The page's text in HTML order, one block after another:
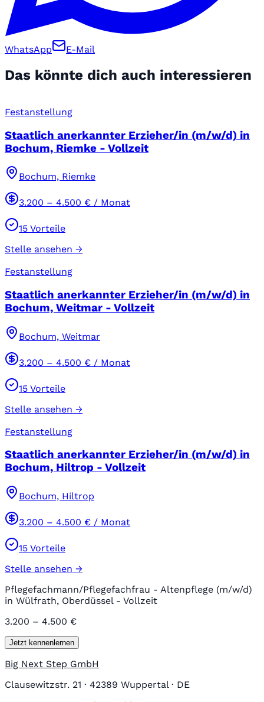
WhatsApp E-Mail
Das könnte dich auch interessieren
Festanstellung
Staatlich anerkannter Erzieher/in (m/w/d) in
Bochum, Riemke - Vollzeit
Bochum, Riemke
3.200 – 4.500 € / Monat
15 Vorteile
Stelle ansehen →
Festanstellung
Staatlich anerkannter Erzieher/in (m/w/d) in
Bochum, Weitmar - Vollzeit
Bochum, Weitmar
3.200 – 4.500 € / Monat
15 Vorteile
Stelle ansehen →
Festanstellung
Staatlich anerkannter Erzieher/in (m/w/d) in
Bochum, Hiltrop - Vollzeit
Bochum, Hiltrop
3.200 – 4.500 € / Monat
15 Vorteile
Stelle ansehen →
Pflegefachmann/Pflegefachfrau - Altenpflege (m/w/d)
in Wülfrath, Oberdüssel - Vollzeit
3.200 – 4.500 €
Jetzt kennenlernen
Big Next Step GmbH
Clausewitzstr. 21 · 42389 Wuppertal · DE